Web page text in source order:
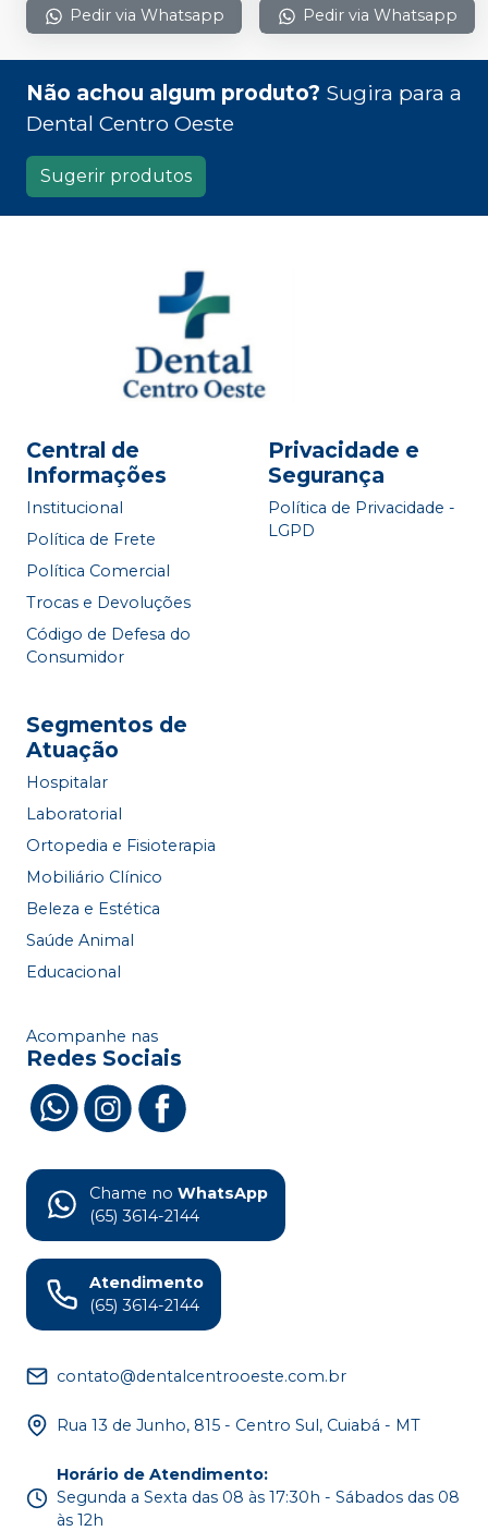
Pedir via Whatsapp Pedir via Whatsapp
Não achou algum produto? Sugira para a
Dental Centro Oeste
Sugerir produtos
Central de
Informações
Institucional
Política de Frete
Política Comercial
Trocas e Devoluções
Código de Defesa do
Consumidor
Privacidade e
Segurança
Política de Privacidade -
LGPD
Segmentos de
Atuação
Hospitalar
Laboratorial
Ortopedia e Fisioterapia
Mobiliário Clínico
Beleza e Estética
Saúde Animal
Educacional
Acompanhe nas
Redes Sociais
Chame no WhatsApp
(65) 3614-2144
Atendimento
(65) 3614-2144
contato@dentalcentrooeste.com.br
Rua 13 de Junho, 815 - Centro Sul, Cuiabá - MT
Horário de Atendimento:
Segunda a Sexta das 08 às 17:30h - Sábados das 08
às 12h